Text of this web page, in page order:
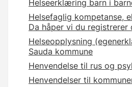
Helseerklæring barn i
Helsefaglig kompetanse,
Da håper vi du registrerer
Helseopplysning
Sauda kommune
Henvendelse til rus og
Henvendelser til